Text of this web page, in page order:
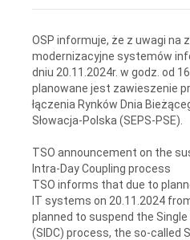
OSP informuje, że z uwagi na
modernizacyjne systemów
dniu 20.11.2024r. w godz. od
planowane jest zawieszenie
łączenia Rynków Dnia
Słowacja-Polska (SEPS-PSE).
TSO announcement on the
Intra-Day Coupling process
TSO informs that due to
IT systems on 20.11.2024
planned to suspend the
(SIDC) process, the so-called